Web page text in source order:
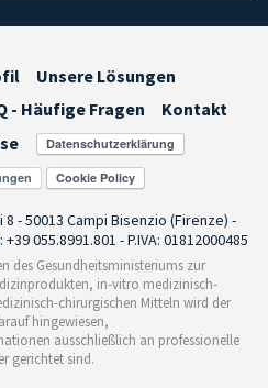
Unsere Lösungen
- Häufige Fragen
Kontakt
8 - 50013 Campi Bisenzio (Firenze) -
+39 055.8991.801 - P.IVA: 01812000485
des Gesundheitsministeriums zur
in-vitro medizinisch-
chirurgischen Mitteln wird der
hingewiesen,
ausschließlich an professionelle
gerichtet sind.